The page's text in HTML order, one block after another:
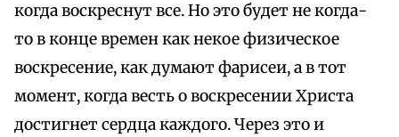
когда воскреснут все. Но это будет не когда-
то в конце времен как некое физическое
воскресение, как думают фарисеи, а в тот
момент, когда весть о воскресении Христа
достигнет сердца каждого. Через это и